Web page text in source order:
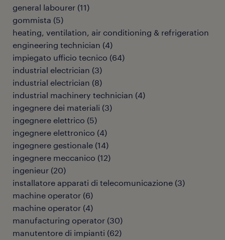
general labourer (11)
gommista (5)
heating, ventilation, air conditioning & refrigeration
engineering technician (4)
impiegato ufficio tecnico (64)
industrial electrician (3)
industrial electrician (8)
industrial machinery technician (4)
ingegnere dei materiali (3)
ingegnere elettrico (5)
ingegnere elettronico (4)
ingegnere gestionale (14)
ingegnere meccanico (12)
ingenieur (20)
installatore apparati di telecomunicazione (3)
machine operator (6)
machine operator (4)
manufacturing operator (30)
manutentore di impianti (62)